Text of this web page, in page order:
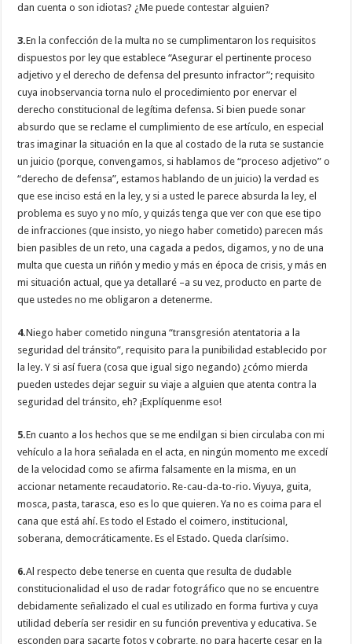
dan cuenta o son idiotas? ¿Me puede contestar alguien?
3.En la confección de la multa no se cumplimentaron los requisitos
dispuestos por ley que establece “Asegurar el pertinente proceso
adjetivo y el derecho de defensa del presunto infractor”; requisito
cuya inobservancia torna nulo el procedimiento por enervar el
derecho constitucional de legítima defensa. Si bien puede sonar
absurdo que se reclame el cumplimiento de ese artículo, en especial
tras imaginar la situación en la que al costado de la ruta se sustancie
un juicio (porque, convengamos, si hablamos de “proceso adjetivo” o
“derecho de defensa”, estamos hablando de un juicio) la verdad es
que ese inciso está en la ley, y si a usted le parece absurda la ley, el
problema es suyo y no mío, y quizás tenga que ver con que ese tipo
de infracciones (que insisto, yo niego haber cometido) parecen más
bien pasibles de un reto, una cagada a pedos, digamos, y no de una
multa que cuesta un riñón y medio y más en época de crisis, y más en
mi situación actual, que ya detallaré –a su vez, producto en parte de
que ustedes no me obligaron a detenerme.
4.Niego haber cometido ninguna “transgresión atentatoria a la
seguridad del tránsito”, requisito para la punibilidad establecido por
la ley. Y si así fuera (cosa que igual sigo negando) ¿cómo mierda
pueden ustedes dejar seguir su viaje a alguien que atenta contra la
seguridad del tránsito, eh? ¡Explíquenme eso!
5.En cuanto a los hechos que se me endilgan si bien circulaba con mi
vehículo a la hora señalada en el acta, en ningún momento me excedí
de la velocidad como se afirma falsamente en la misma, en un
accionar netamente recaudatorio. Re-cau-da-to-rio. Viyuya, guita,
mosca, pasta, tarasca, eso es lo que quieren. Ya no es coima para el
cana que está ahí. Es todo el Estado el coimero, institucional,
soberana, democráticamente. Es el Estado. Queda clarísimo.
6.Al respecto debe tenerse en cuenta que resulta de dudable
constitucionalidad el uso de radar fotográfico que no se encuentre
debidamente señalizado el cual es utilizado en forma furtiva y cuya
utilidad debería ser residir en su función preventiva y educativa. Se
esconden para sacarte fotos y cobrarte, no para hacerte cesar en la